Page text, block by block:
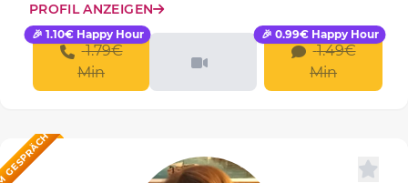
PROFIL ANZEIGEN
1.79€
Min
🎉 1.10€ Happy Hour
1.49€
Min
🎉 0.99€ Happy Hour